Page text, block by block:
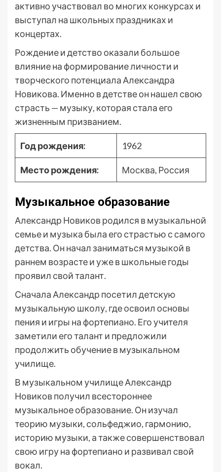
активно участвовал во многих конкурсах и
выступал на школьных праздниках и
концертах.
Рождение и детство оказали большое
влияние на формирование личности и
творческого потенциала Александра
Новикова. Именно в детстве он нашел свою
страсть — музыку, которая стала его
жизненным призванием.
Год рождения: 1962
Место рождения: Москва, Россия
Музыкальное образование
Александр Новиков родился в музыкальной
семье и музыка была его страстью с самого
детства. Он начал заниматься музыкой в
раннем возрасте и уже в школьные годы
проявил свой талант.
Сначала Александр посетил детскую
музыкальную школу, где освоил основы
пения и игры на фортепиано. Его учителя
заметили его талант и предложили
продолжить обучение в музыкальном
училище.
В музыкальном училище Александр
Новиков получил всестороннее
музыкальное образование. Он изучал
теорию музыки, сольфеджио, гармонию,
историю музыки, а также совершенствовал
свою игру на фортепиано и развивал свой
вокал.